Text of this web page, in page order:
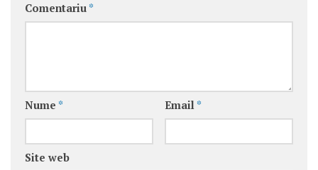
Comentariu *
Nume * Email *
Site web